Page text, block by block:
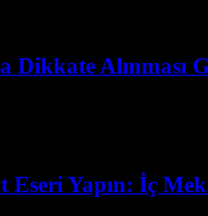
Dikkate Alınması
Yapın: İç